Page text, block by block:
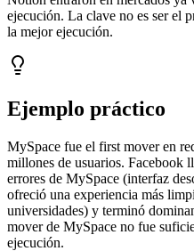
ejecución. La clave no es ser el
la mejor ejecución.
Ejemplo práctico
MySpace fue el first mover en
millones de usuarios. Facebook
errores de MySpace (interfaz
ofreció una experiencia más
universidades) y terminó
mover de MySpace no fue
ejecución.